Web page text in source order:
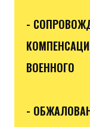
-
ВОЕННОГО
-